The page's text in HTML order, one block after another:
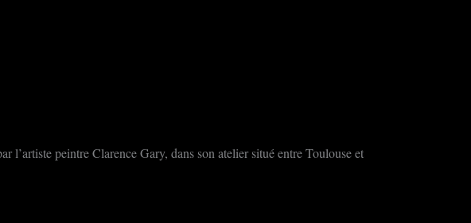
peintre Clarence Gary, dans son atelier situé entre Toulouse et